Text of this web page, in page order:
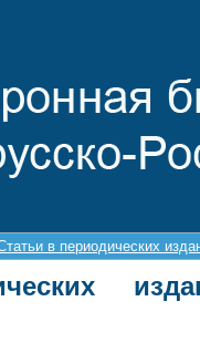
в периодических